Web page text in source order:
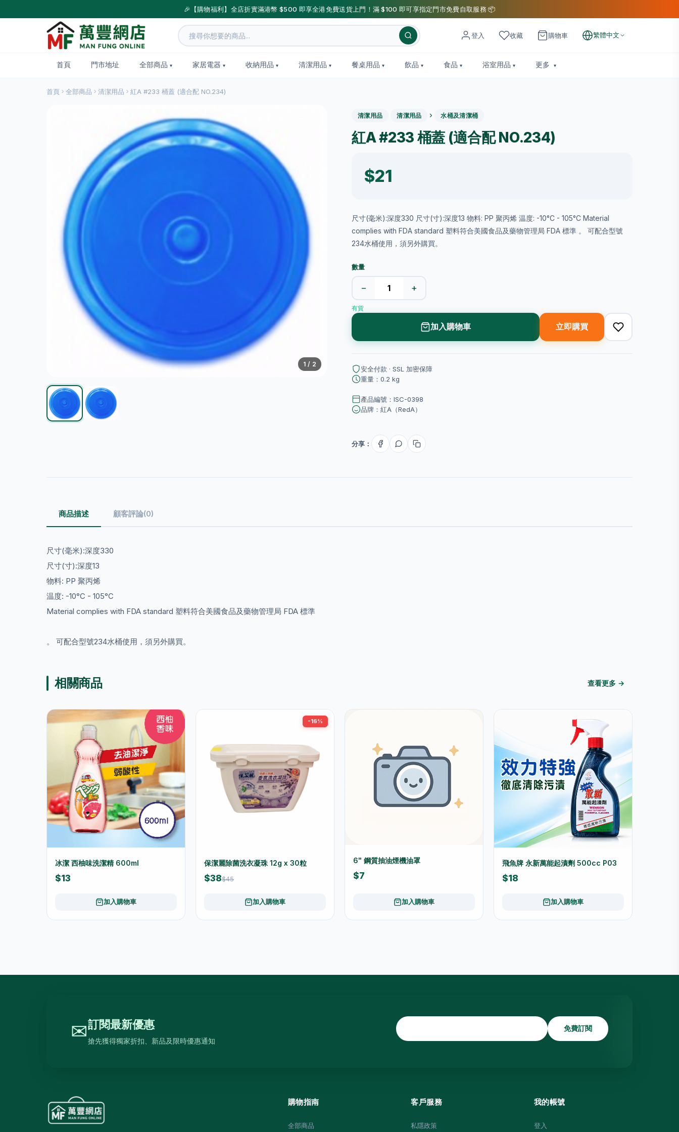
🎉【購物福利】全店折實滿港幣 $500 即享全港免費送貨上門！滿 $100 即可享指定門市免費自取服務 📦
登入 收藏 購物車 繁體中文
首頁 門市地址 全部商品 家居電器 收納用品 清潔用品 餐桌用品 飲品 食品 浴室用品 更多
首頁 全部商品 清潔用品 紅A #233 桶蓋 (適合配 NO.234)
1 / 2
清潔用品 清潔用品 › 水桶及清潔桶
紅A #233 桶蓋 (適合配 NO.234)
$21
尺寸(毫米):深度330 尺寸(寸):深度13 物料: PP 聚丙烯 温度: -10°C - 105°C Material
complies with FDA standard 塑料符合美國食品及藥物管理局 FDA 標準 。 可配合型號
234水桶使用，須另外購買。
數量
− +
有貨
加入購物車 立即購買
安全付款 · SSL 加密保障
重量：0.2 kg
產品編號：ISC-0398
品牌：紅A（RedA）
分享：
商品描述 顧客評論(0)
尺寸(毫米):深度330
尺寸(寸):深度13
物料: PP 聚丙烯
温度: -10°C - 105°C
Material complies with FDA standard 塑料符合美國食品及藥物管理局 FDA 標準
。 可配合型號234水桶使用，須另外購買。
相關商品 查看更多 →
冰潔 西柚味洗潔精 600ml
$13
加入購物車
-16%
保潔麗除菌洗衣凝珠 12g x 30粒
$38$45
加入購物車
6" 鋼質抽油煙機油罩
$7
加入購物車
飛魚牌 永新萬能起漬劑 500cc P03
$18
加入購物車
✉訂閱最新優惠
搶先獲得獨家折扣、新品及限時優惠通知
免費訂閱
購物指南
全部商品
客戶服務
私隱政策
我的帳號
登入